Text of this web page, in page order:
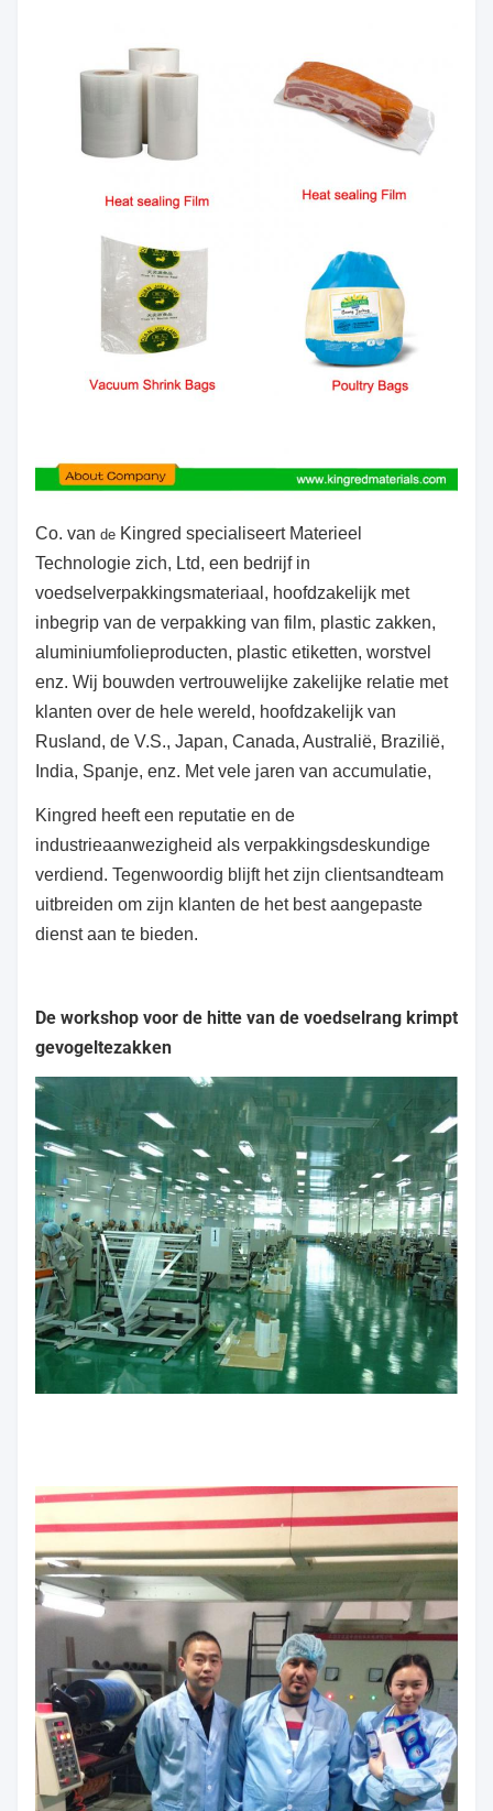
Co. van de Kingred specialiseert Materieel
Technologie zich, Ltd, een bedrijf in
voedselverpakkingsmateriaal, hoofdzakelijk met
inbegrip van de verpakking van film, plastic zakken,
aluminiumfolieproducten, plastic etiketten, worstvel
enz. Wij bouwden vertrouwelijke zakelijke relatie met
klanten over de hele wereld, hoofdzakelijk van
Rusland, de V.S., Japan, Canada, Australië, Brazilië,
India, Spanje, enz. Met vele jaren van accumulatie,
Kingred heeft een reputatie en de
industrieaanwezigheid als verpakkingsdeskundige
verdiend. Tegenwoordig blijft het zijn clientsandteam
uitbreiden om zijn klanten de het best aangepaste
dienst aan te bieden.
De workshop voor de hitte van de voedselrang krimpt
gevogeltezakken